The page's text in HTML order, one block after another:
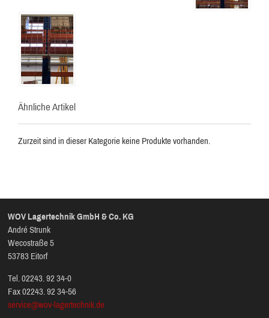
Ähnliche Artikel
Zurzeit sind in dieser Kategorie keine Produkte vorhanden.
WOV Lagertechnik GmbH & Co. KG
André Strunk
Wecostraße 5
53783 Eitorf
Tel. 02243. 92 34-0
Fax 02243. 92 34-56
service@wov-lagertechnik.de